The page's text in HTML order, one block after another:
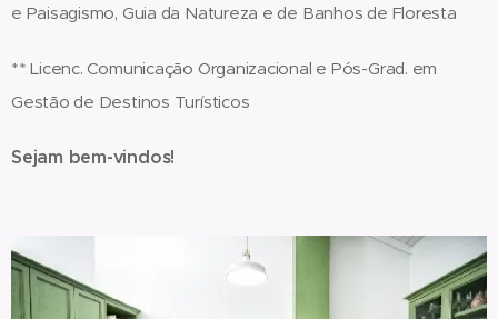
e Paisagismo, Guia da Natureza e de Banhos de Floresta
** Licenc. Comunicação Organizacional e Pós-Grad. em
Gestão de Destinos Turísticos
Sejam bem-vindos!